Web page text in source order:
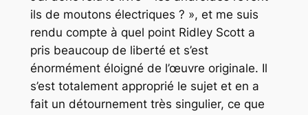
ils de moutons électriques ? », et me suis
rendu compte à quel point Ridley Scott a
pris beaucoup de liberté et s’est
énormément éloigné de l’œuvre originale. Il
s’est totalement approprié le sujet et en a
fait un détournement très singulier, ce que